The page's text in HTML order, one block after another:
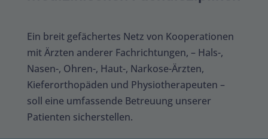
Ein breit gefächertes Netz von Kooperationen
mit Ärzten anderer Fachrichtungen, – Hals-,
Nasen-, Ohren-, Haut-, Narkose-Ärzten,
Kieferorthopäden und Physiotherapeuten –
soll eine umfassende Betreuung unserer
Patienten sicherstellen.